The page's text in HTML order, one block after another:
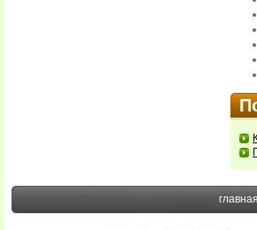
главная